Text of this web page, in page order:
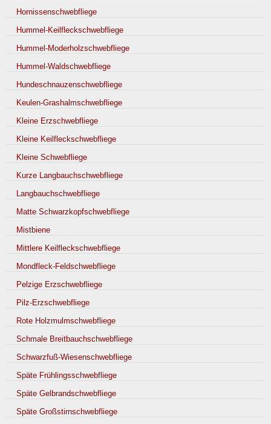
Hornissenschwebfliege
Hummel-Keilfleckschwebfliege
Hummel-Moderholzschwebfliege
Hummel-Waldschwebfliege
Hundeschnauzenschwebfliege
Keulen-Grashalmschwebfliege
Kleine Erzschwebfliege
Kleine Keilfleckschwebfliege
Kleine Schwebfliege
Kurze Langbauchschwebfliege
Langbauchschwebfliege
Matte Schwarzkopfschwebfliege
Mistbiene
Mittlere Keilfleckschwebfliege
Mondfleck-Feldschwebfliege
Pelzige Erzschwebfliege
Pilz-Erzschwebfliege
Rote Holzmulmschwebfliege
Schmale Breitbauchschwebfliege
Schwarzfuß-Wiesenschwebfliege
Späte Frühlingsschwebfliege
Späte Gelbrandschwebfliege
Späte Großstirnschwebfliege